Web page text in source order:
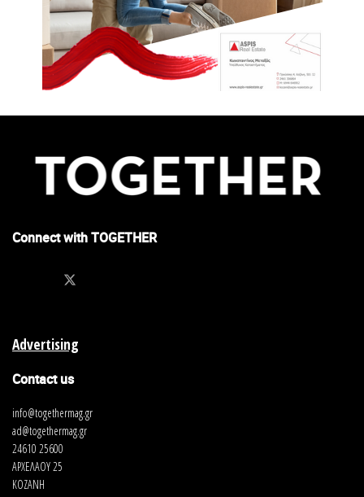
Connect with TOGETHER
Advertising
Contact us
info@togethermag.gr
ad@togethermag.gr
24610 25600
ΑΡΧΕΛΑΟΥ 25
ΚΟΖΑΝΗ